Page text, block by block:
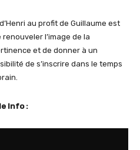
au profit de Guillaume est
l’image de la
et de donner à un
de s’inscrire dans le temps
Info :